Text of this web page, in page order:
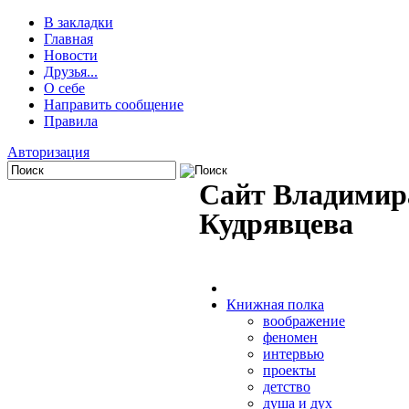
В закладки
Главная
Новости
Друзья...
О себе
Направить сообщение
Правила
Авторизация
Сайт
Кудрявцева
Книжная полка
воображение
феномен
интервью
проекты
детство
душа и дух